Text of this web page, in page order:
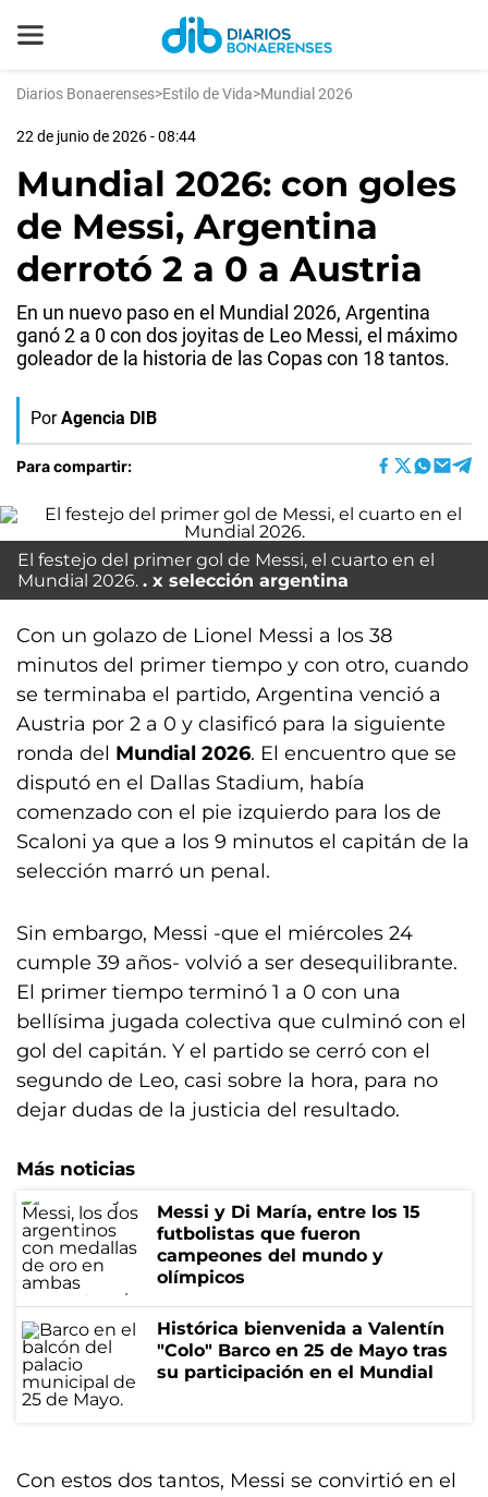
Diarios Bonaerenses>Estilo de Vida>Mundial 2026
22 de junio de 2026 - 08:44
Mundial 2026: con goles
de Messi, Argentina
derrotó 2 a 0 a Austria
En un nuevo paso en el Mundial 2026, Argentina
ganó 2 a 0 con dos joyitas de Leo Messi, el máximo
goleador de la historia de las Copas con 18 tantos.
Por Agencia DIB
Para compartir:
El festejo del primer gol de Messi, el cuarto en el
Mundial 2026.
x selección argentina
Con un golazo de Lionel Messi a los 38
minutos del primer tiempo y con otro, cuando
se terminaba el partido, Argentina venció a
Austria por 2 a 0 y clasificó para la siguiente
ronda del Mundial 2026. El encuentro que se
disputó en el Dallas Stadium, había
comenzado con el pie izquierdo para los de
Scaloni ya que a los 9 minutos el capitán de la
selección marró un penal.
Sin embargo, Messi -que el miércoles 24
cumple 39 años- volvió a ser desequilibrante.
El primer tiempo terminó 1 a 0 con una
bellísima jugada colectiva que culminó con el
gol del capitán. Y el partido se cerró con el
segundo de Leo, casi sobre la hora, para no
dejar dudas de la justicia del resultado.
Más noticias
Messi y Di María, entre los 15
futbolistas que fueron
campeones del mundo y
olímpicos
Histórica bienvenida a Valentín
"Colo" Barco en 25 de Mayo tras
su participación en el Mundial
Con estos dos tantos, Messi se convirtió en el